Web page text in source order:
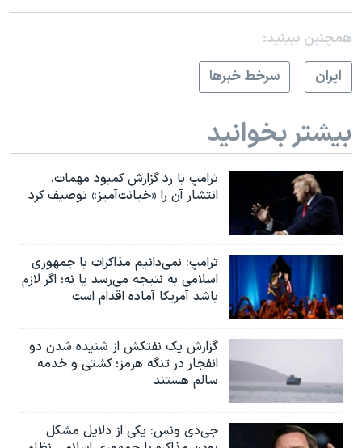
همچنبن ببینید:
ايران
سرخط خبرها
بیشتر بخوانید
ترامپ با رد گزارش کمبود مهمات،
انتشار آن را «خیانت‌آمیز» توصیف کرد
ترامپ: نمی‌دانیم مذاکرات با جمهوری
اسلامی به نتیجه می‌رسد یا نه؛ اگر لازم
باشد آمریکا آماده اقدام است
گزارش یک نفتکش از شنیده شدن دو
انفجار در تنگه هرمز؛ کشتی و خدمه
سالم هستند
جی‌دی ونس: یکی از دلایل مشکل